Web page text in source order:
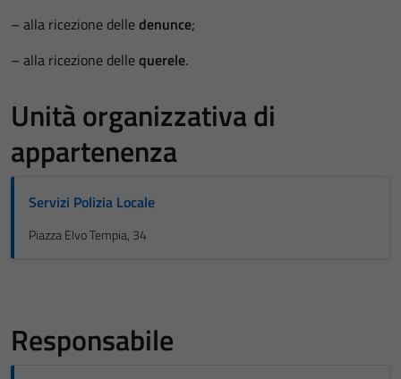
– alla ricezione delledenunce;
– alla ricezione dellequerele.
Unità organizzativa di
appartenenza
Servizi Polizia Locale
Piazza Elvo Tempia, 34
Responsabile